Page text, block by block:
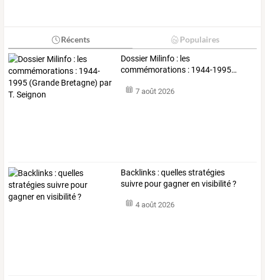
Récents Populaires
Dossier Milinfo : les
commémorations : 1944-1995…
7 août 2026
Backlinks : quelles stratégies
suivre pour gagner en visibilité ?
4 août 2026